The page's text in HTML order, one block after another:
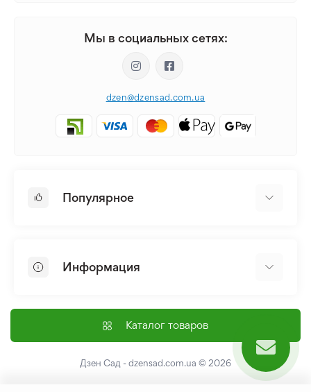
Мы в социальных сетях:
dzen@dzensad.com.ua
Популярное
Лилия
Семена
Информация
Доставка и оплата
Контакты
Каталог товаров
Дзен Сад - dzensad.com.ua © 2026